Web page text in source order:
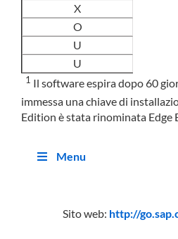
X
O
U
U
1 Il software espira dopo 60
immessa una chiave di
Edition è stata rinominata Edge
Menu
Sito web: http://